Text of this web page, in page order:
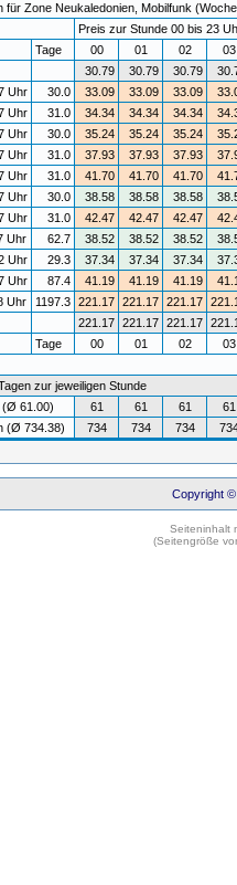
für Zone Neukaledonien, Mobilfunk
Preis zur Stunde 00 bis 23
Tage 00 01 02
30.79
30.79 30.79
Uhr
30.0 33.09 33.09 33.09
Uhr
31.0 34.34 34.34 34.34
Uhr
30.0 35.24 35.24 35.24
Uhr
31.0 37.93 37.93 37.93
Uhr
31.0 41.70 41.70 41.70
Uhr
30.0 38.58 38.58 38.58
Uhr
31.0 42.47 42.47 42.47
Uhr
62.7 38.52 38.52 38.52
Uhr
29.3 37.34 37.34 37.34
Uhr
87.4 41.19 41.19 41.19
Uhr
1197.3 221.17 221.17 221.17
221.17 221.17 221.17
Tage 00 01 02
zur jeweiligen Stunde
(Ø 61.00)
61 61 61
61
(Ø 734.38)
734 734 734
Copyright ©
Seiteninhalt
(Seitengröße